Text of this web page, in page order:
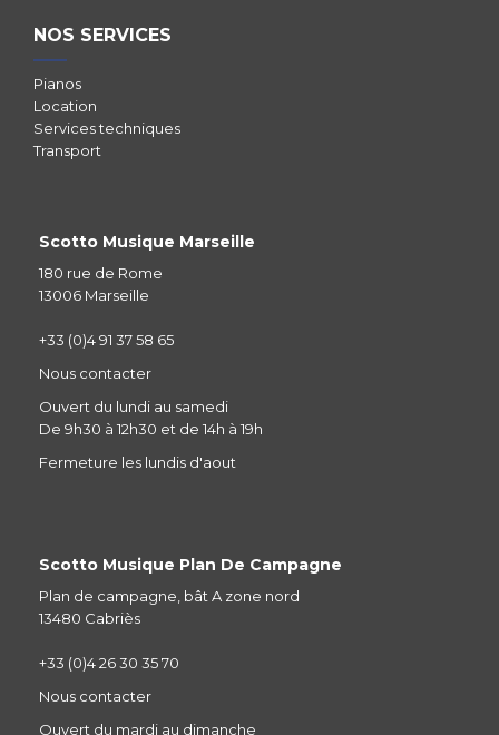
NOS SERVICES
Pianos
Location
Services techniques
Transport
Scotto Musique Marseille
180 rue de Rome
13006 Marseille
+33 (0)4 91 37 58 65
Nous contacter
Ouvert du lundi au samedi
De 9h30 à 12h30 et de 14h à 19h
Fermeture les lundis d'aout
Scotto Musique Plan De Campagne
Plan de campagne, bât A zone nord
13480 Cabriès
+33 (0)4 26 30 35 70
Nous contacter
Ouvert du mardi au dimanche